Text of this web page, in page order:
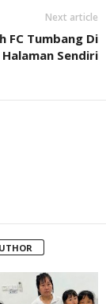
Next article
FC Tumbang Di
Halaman Sendiri